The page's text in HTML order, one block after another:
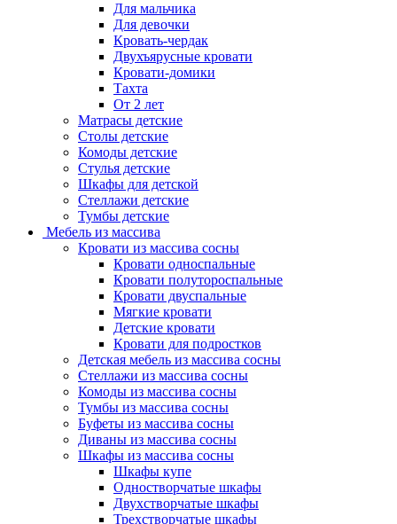
Для мальчика
Для девочки
Кровать-чердак
Двухъярусные кровати
Кровати-домики
Тахта
От 2 лет
Матрасы детские
Столы детские
Комоды детские
Стулья детские
Шкафы для детской
Стеллажи детские
Тумбы детские
Мебель из массива
Кровати из массива сосны
Кровати односпальные
Кровати полутороспальные
Кровати двуспальные
Мягкие кровати
Детские кровати
Кровати для подростков
Детская мебель из массива сосны
Стеллажи из массива сосны
Комоды из массива сосны
Тумбы из массива сосны
Буфеты из массива сосны
Диваны из массива сосны
Шкафы из массива сосны
Шкафы купе
Одностворчатые шкафы
Двухстворчатые шкафы
Трехстворчатые шкафы